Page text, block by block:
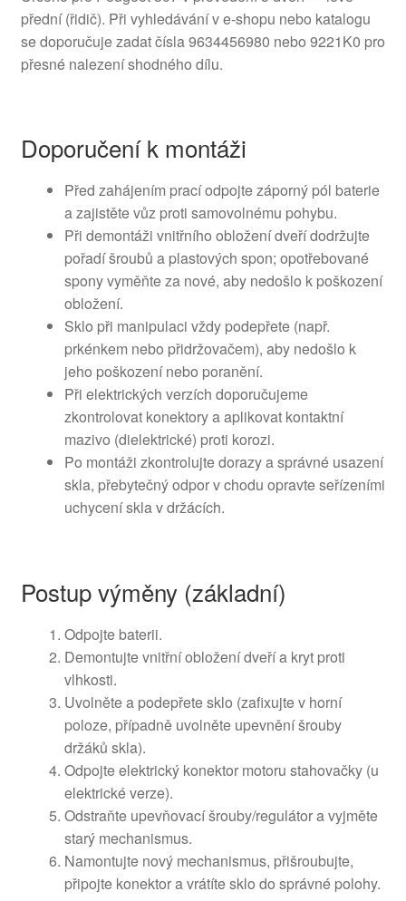
přední (řidič). Při vyhledávání v e-shopu nebo katalogu
se doporučuje zadat čísla 9634456980 nebo 9221K0 pro
přesné nalezení shodného dílu.
Doporučení k montáži
Před zahájením prací odpojte záporný pól baterie
a zajistěte vůz proti samovolnému pohybu.
Při demontáži vnitřního obložení dveří dodržujte
pořadí šroubů a plastových spon; opotřebované
spony vyměňte za nové, aby nedošlo k poškození
obložení.
Sklo při manipulaci vždy podepřete (např.
prkénkem nebo přidržovačem), aby nedošlo k
jeho poškození nebo poranění.
Při elektrických verzích doporučujeme
zkontrolovat konektory a aplikovat kontaktní
mazivo (dielektrické) proti korozi.
Po montáži zkontrolujte dorazy a správné usazení
skla, přebytečný odpor v chodu opravte seřízeními
uchycení skla v držácích.
Postup výměny (základní)
Odpojte baterii.
Demontujte vnitřní obložení dveří a kryt proti
vlhkosti.
Uvolněte a podepřete sklo (zafixujte v horní
poloze, případně uvolněte upevnění šrouby
držáků skla).
Odpojte elektrický konektor motoru stahovačky (u
elektrické verze).
Odstraňte upevňovací šrouby/regulátor a vyjměte
starý mechanismus.
Namontujte nový mechanismus, přišroubujte,
připojte konektor a vrátíte sklo do správné polohy.